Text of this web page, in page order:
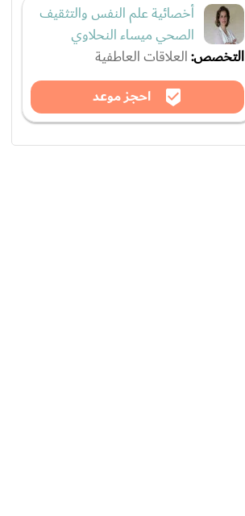
أخصائية علم النفس والتثقيف
الصحي ميساء النحلاوي
التخصص:العلاقات العاطفية
احجز موعد